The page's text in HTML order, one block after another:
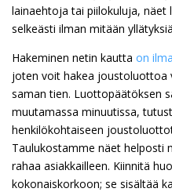
lainaehtoja tai piilokuluja, näet
selkeästi ilman mitään
Hakeminen netin kautta on
joten voit hakea joustoluottoa
saman tien. Luottopäätöksen
muutamassa minuutissa,
henkilökohtaiseen
Taulukostamme näet helposti
rahaa asiakkailleen. Kiinnitä
kokonaiskorkoon; se sisältää